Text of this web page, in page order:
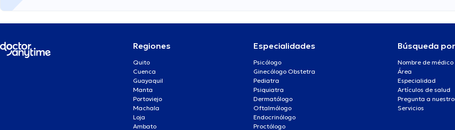
Regiones
Quito
Cuenca
Guayaquil
Manta
Portoviejo
Machala
Loja
Ambato
Especialidades
Psicólogo
Ginecólogo Obstetra
Pediatra
Psiquiatra
Dermatólogo
Oftalmólogo
Endocrinólogo
Proctólogo
Búsqueda por
Nombre de médico
Área
Especialidad
Artículos de salud
Pregunta a
Servicios